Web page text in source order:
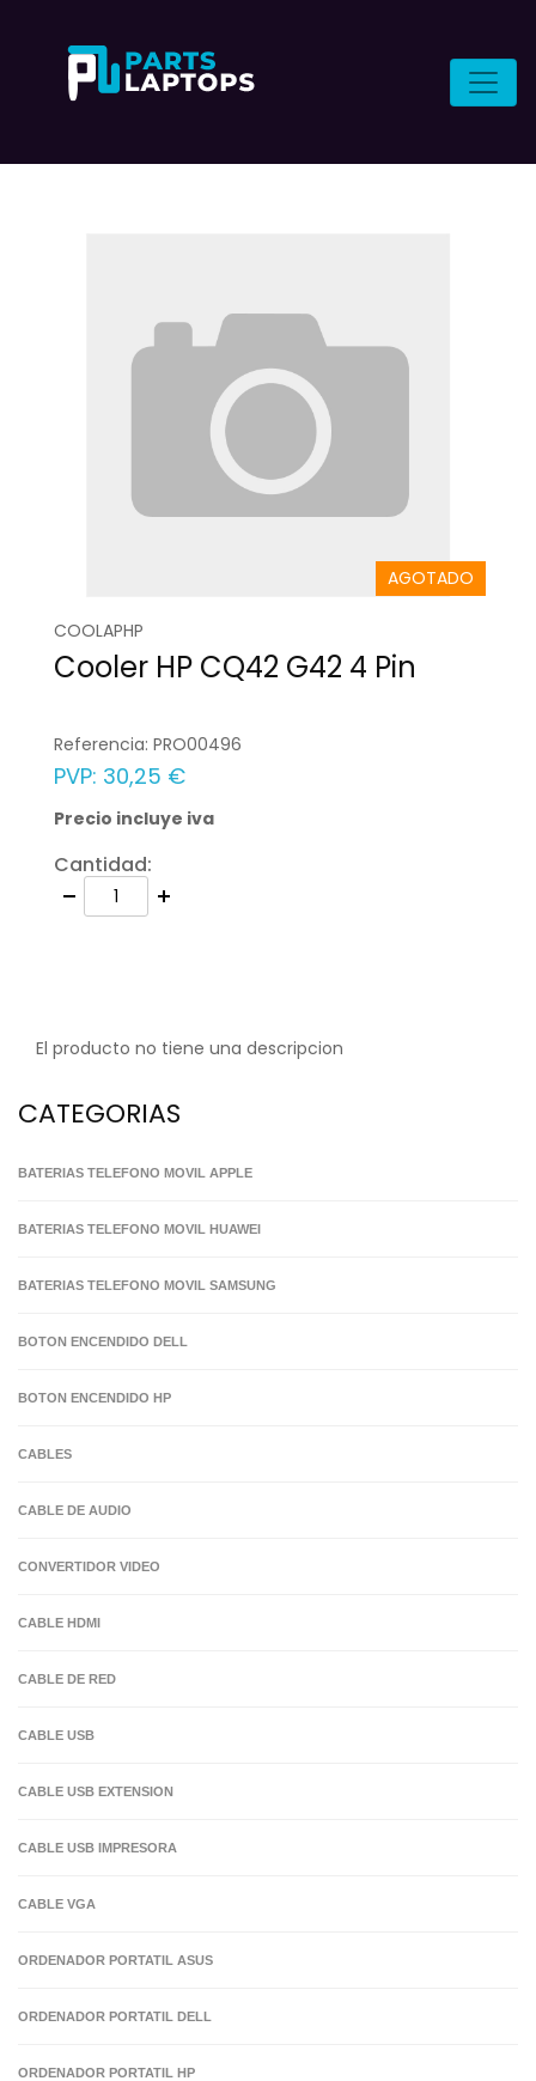
CATEGORIAS
BATERIAS TELEFONO MOVIL APPLE
BATERIAS TELEFONO MOVIL HUAWEI
BATERIAS TELEFONO MOVIL SAMSUNG
BOTON ENCENDIDO DELL
BOTON ENCENDIDO HP
CABLES
CABLE DE AUDIO
CONVERTIDOR VIDEO
CABLE HDMI
CABLE DE RED
CABLE USB
CABLE USB EXTENSION
CABLE USB IMPRESORA
CABLE VGA
ORDENADOR PORTATIL ASUS
ORDENADOR PORTATIL DELL
ORDENADOR PORTATIL HP
AGOTADO
COOLAPHP
Cooler HP CQ42 G42 4 Pin
Referencia: PRO00496
PVP: 30,25 €
Precio incluye iva
Cantidad:
El producto no tiene una descripcion